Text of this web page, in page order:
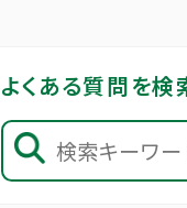
よくある質問を検